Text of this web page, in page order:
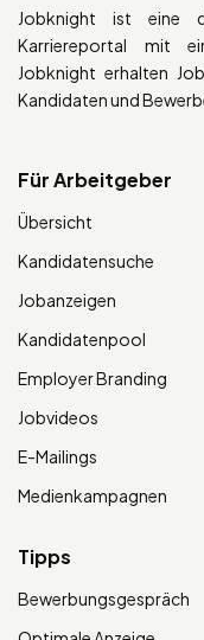
Jobknight ist eine
Karriereportal mit
Jobknight erhalten
Kandidaten und
Für Arbeitgeber
Übersicht
Kandidatensuche
Jobanzeigen
Kandidatenpool
Employer Branding
Jobvideos
E-Mailings
Medienkampagnen
Tipps
Bewerbungsgespräch